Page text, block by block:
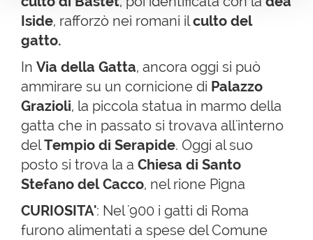
Iside, rafforzò nei romani ilculto del
gatto.
In Via della Gatta, ancora oggi si può
ammirare su un cornicione di Palazzo
Grazioli, la piccola statua in marmo della
gatta che in passato si trovava all'interno
delTempio di Serapide. Oggi al suo
posto si trova la a Chiesa di Santo
Stefano del Cacco, nel rione Pigna
CURIOSITA': Nel '900 i gatti di Roma
furono alimentati a spese del Comune